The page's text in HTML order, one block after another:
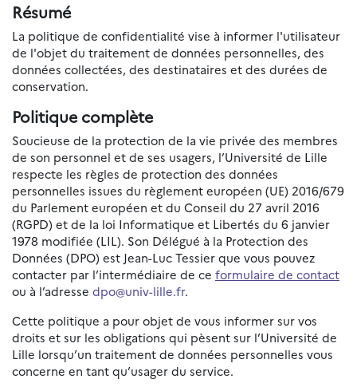
Résumé
La politique de confidentialité vise à informer l'utilisateur
de l'objet du traitement de données personnelles, des
données collectées, des destinataires et des durées de
conservation.
Politique complète
Soucieuse de la protection de la vie privée des membres
de son personnel et de ses usagers, l’Université de Lille
respecte les règles de protection des données
personnelles issues du règlement européen (UE) 2016/679
du Parlement européen et du Conseil du 27 avril 2016
(RGPD) et de la loi Informatique et Libertés du 6 janvier
1978 modifiée (LIL). Son Délégué à la Protection des
Données (DPO) est Jean-Luc Tessier que vous pouvez
contacter par l’intermédiaire de ce formulaire de contact
ou à l’adresse dpo@univ-lille.fr.
Cette politique a pour objet de vous informer sur vos
droits et sur les obligations qui pèsent sur l’Université de
Lille lorsqu’un traitement de données personnelles vous
concerne en tant qu’usager du service.